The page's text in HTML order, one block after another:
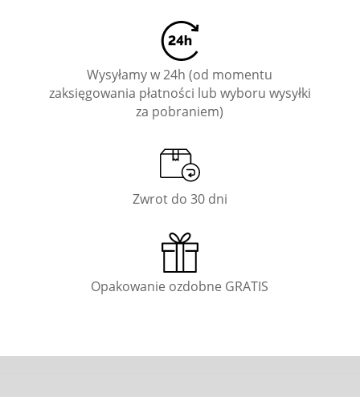
Wysyłamy w 24h (od momentu
zaksięgowania płatności lub wyboru wysyłki
za pobraniem)
Zwrot do 30 dni
Opakowanie ozdobne GRATIS